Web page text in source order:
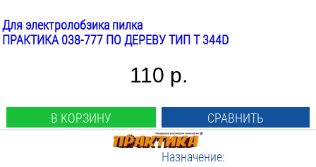
Для электролобзика пилка
ПРАКТИКА 038-777 ПО ДЕРЕВУ ТИП T 344D
110 р.
В КОРЗИНУ СРАВНИТЬ
Назначение: